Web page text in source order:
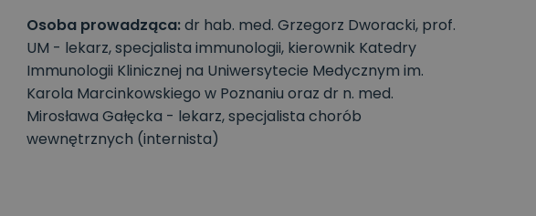
Osoba prowadząca:dr hab. med. Grzegorz Dworacki, prof.
UM - lekarz, specjalista immunologii, kierownik Katedry
Immunologii Klinicznej na Uniwersytecie Medycznym im.
Karola Marcinkowskiego w Poznaniu oraz dr n. med.
Mirosława Gałęcka - lekarz, specjalista chorób
wewnętrznych (internista)